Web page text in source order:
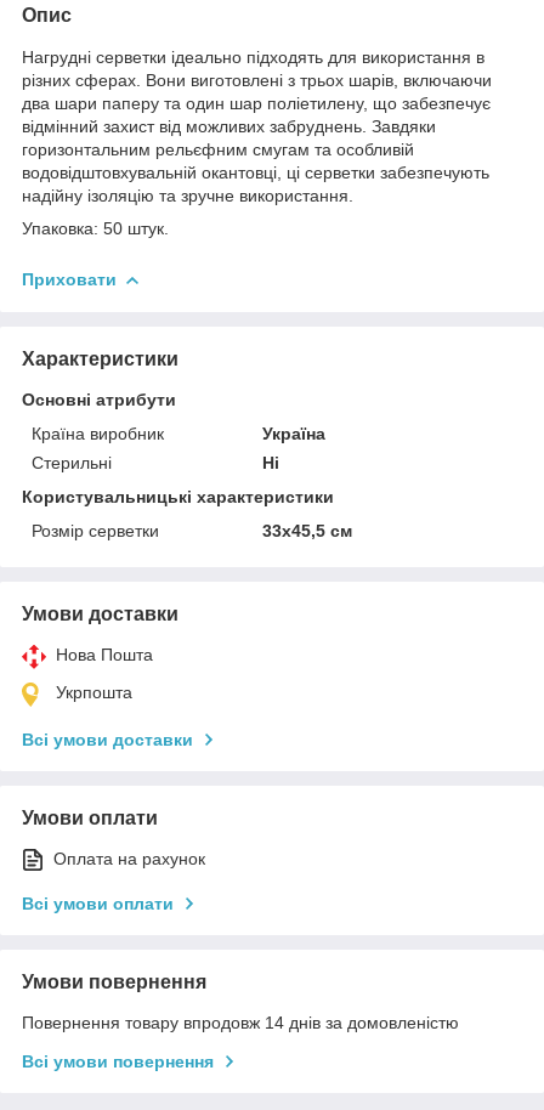
Опис
Нагрудні серветки ідеально підходять для використання в
різних сферах. Вони виготовлені з трьох шарів, включаючи
два шари паперу та один шар поліетилену, що забезпечує
відмінний захист від можливих забруднень. Завдяки
горизонтальним рельєфним смугам та особливій
водовідштовхувальній окантовці, ці серветки забезпечують
надійну ізоляцію та зручне використання.
Упаковка: 50 штук.
Приховати
Характеристики
Основні атрибути
Країна виробник
Україна
Стерильні
Ні
Користувальницькі характеристики
Розмір серветки
33х45,5 см
Умови доставки
Нова Пошта
Укрпошта
Всі умови доставки
Умови оплати
Оплата на рахунок
Всі умови оплати
Умови повернення
Повернення товару впродовж 14 днів за домовленістю
Всі умови повернення